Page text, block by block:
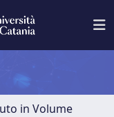
in Volume